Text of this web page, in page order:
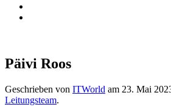
Päivi Roos
Geschrieben von ITWorld am 23. Mai
Leitungsteam.